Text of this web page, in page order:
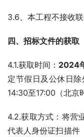
3.6、本工程不接收联
四、 招标文件的获取
4.1.获取时间： 2024
定节假日及公休日
14:30至17:00（北京
4.2.获取方式：将营
代表人身份证扫描件